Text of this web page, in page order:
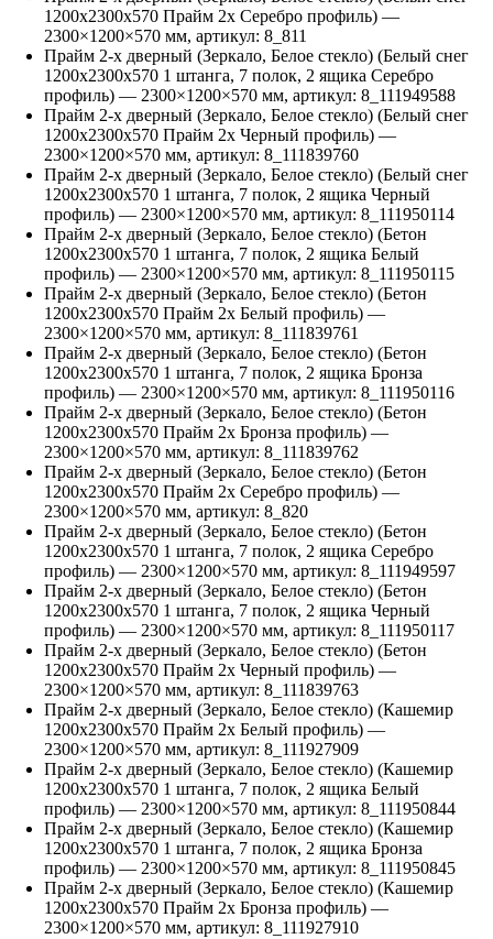
1200х2300х570 Прайм 2х Серебро профиль) —
2300×1200×570 мм, артикул: 8_811
Прайм 2-х дверный (Зеркало, Белое стекло) (Белый снег
1200х2300х570 1 штанга, 7 полок, 2 ящика Серебро
профиль) — 2300×1200×570 мм, артикул: 8_111949588
Прайм 2-х дверный (Зеркало, Белое стекло) (Белый снег
1200х2300х570 Прайм 2х Черный профиль) —
2300×1200×570 мм, артикул: 8_111839760
Прайм 2-х дверный (Зеркало, Белое стекло) (Белый снег
1200х2300х570 1 штанга, 7 полок, 2 ящика Черный
профиль) — 2300×1200×570 мм, артикул: 8_111950114
Прайм 2-х дверный (Зеркало, Белое стекло) (Бетон
1200х2300х570 1 штанга, 7 полок, 2 ящика Белый
профиль) — 2300×1200×570 мм, артикул: 8_111950115
Прайм 2-х дверный (Зеркало, Белое стекло) (Бетон
1200х2300х570 Прайм 2х Белый профиль) —
2300×1200×570 мм, артикул: 8_111839761
Прайм 2-х дверный (Зеркало, Белое стекло) (Бетон
1200х2300х570 1 штанга, 7 полок, 2 ящика Бронза
профиль) — 2300×1200×570 мм, артикул: 8_111950116
Прайм 2-х дверный (Зеркало, Белое стекло) (Бетон
1200х2300х570 Прайм 2х Бронза профиль) —
2300×1200×570 мм, артикул: 8_111839762
Прайм 2-х дверный (Зеркало, Белое стекло) (Бетон
1200х2300х570 Прайм 2х Серебро профиль) —
2300×1200×570 мм, артикул: 8_820
Прайм 2-х дверный (Зеркало, Белое стекло) (Бетон
1200х2300х570 1 штанга, 7 полок, 2 ящика Серебро
профиль) — 2300×1200×570 мм, артикул: 8_111949597
Прайм 2-х дверный (Зеркало, Белое стекло) (Бетон
1200х2300х570 1 штанга, 7 полок, 2 ящика Черный
профиль) — 2300×1200×570 мм, артикул: 8_111950117
Прайм 2-х дверный (Зеркало, Белое стекло) (Бетон
1200х2300х570 Прайм 2х Черный профиль) —
2300×1200×570 мм, артикул: 8_111839763
Прайм 2-х дверный (Зеркало, Белое стекло) (Кашемир
1200х2300х570 Прайм 2х Белый профиль) —
2300×1200×570 мм, артикул: 8_111927909
Прайм 2-х дверный (Зеркало, Белое стекло) (Кашемир
1200х2300х570 1 штанга, 7 полок, 2 ящика Белый
профиль) — 2300×1200×570 мм, артикул: 8_111950844
Прайм 2-х дверный (Зеркало, Белое стекло) (Кашемир
1200х2300х570 1 штанга, 7 полок, 2 ящика Бронза
профиль) — 2300×1200×570 мм, артикул: 8_111950845
Прайм 2-х дверный (Зеркало, Белое стекло) (Кашемир
1200х2300х570 Прайм 2х Бронза профиль) —
2300×1200×570 мм, артикул: 8_111927910